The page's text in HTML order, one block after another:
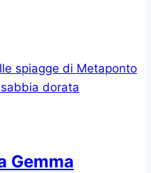
Gemma